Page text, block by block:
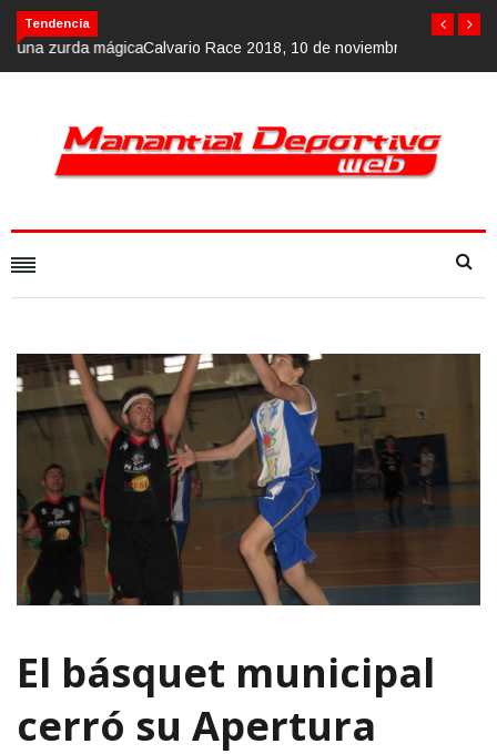
Tendencia
El básquet municipal
cerró su Apertura